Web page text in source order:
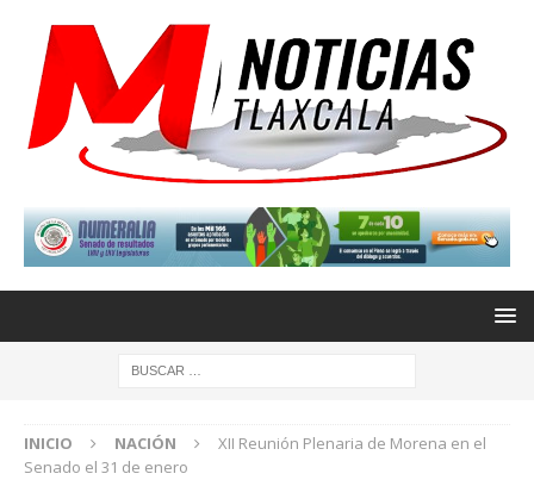
INICIO NACIÓN
XII Reunión Plenaria de Morena en el
Senado el 31 de enero